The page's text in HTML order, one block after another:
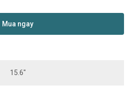
Mua ngay
15.6″